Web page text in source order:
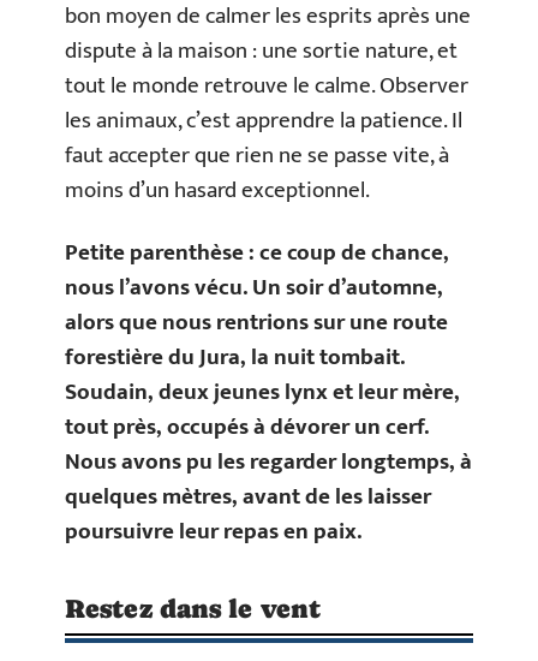
bon moyen de calmer les esprits après une
dispute à la maison : une sortie nature, et
tout le monde retrouve le calme. Observer
les animaux, c’est apprendre la patience. Il
faut accepter que rien ne se passe vite, à
moins d’un hasard exceptionnel.
Petite parenthèse : ce coup de chance,
nous l’avons vécu. Un soir d’automne,
alors que nous rentrions sur une route
forestière du Jura, la nuit tombait.
Soudain, deux jeunes lynx et leur mère,
tout près, occupés à dévorer un cerf.
Nous avons pu les regarder longtemps, à
quelques mètres, avant de les laisser
poursuivre leur repas en paix.
Restez dans le vent